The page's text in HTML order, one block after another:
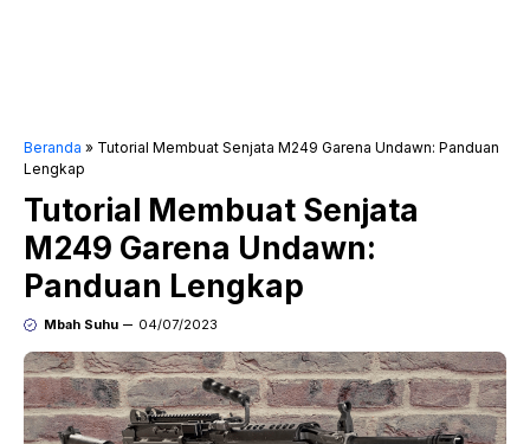
Beranda » Tutorial Membuat Senjata M249 Garena Undawn: Panduan
Lengkap
Tutorial Membuat Senjata
M249 Garena Undawn:
Panduan Lengkap
Mbah Suhu 04/07/2023